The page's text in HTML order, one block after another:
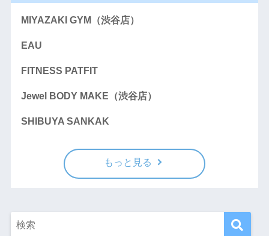
MIYAZAKI GYM（渋谷店）
EAU
FITNESS PATFIT
Jewel BODY MAKE（渋谷店）
SHIBUYA SANKAK
もっと見る